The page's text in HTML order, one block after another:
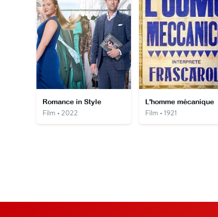
Romance in Style
Film • 2022
L'homme mécanique
Film • 1921